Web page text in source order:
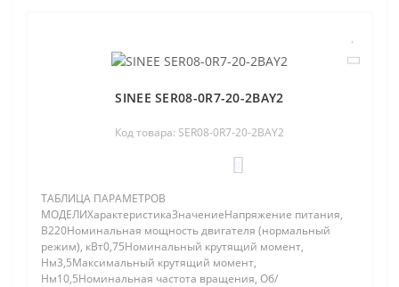
SINEE SER08-0R7-20-2BAY2
Код товара: SER08-0R7-20-2BAY2
ТАБЛИЦА ПАРАМЕТРОВ
МОДЕЛИХарактеристикаЗначениеНапряжение питания,
В220Номинальная мощность двигателя (нормальный
режим), кВт0,75Номинальный крутящий момент,
Нм3,5Максимальный крутящий момент,
Нм10,5Номинальная частота вращения, Об/